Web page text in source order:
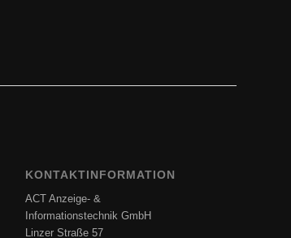
KONTAKTINFORMATION
ACT Anzeige- &
Informationstechnik GmbH
Linzer Straße 57